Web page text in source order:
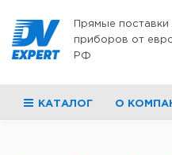
Прямые
приборов от
РФ
КАТАЛОГ О